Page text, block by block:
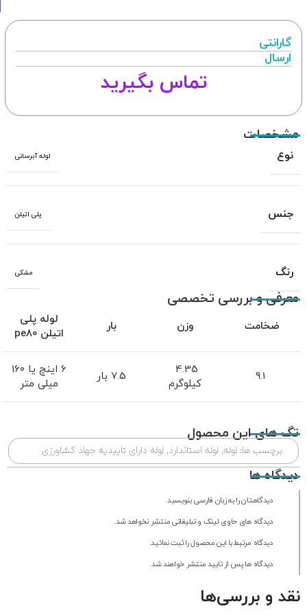
گارانتی
ارسال
تماس بگیرید
مشخصات
نوع لوله آبرسانی
جنس پلی اتیلن
رنگ مشکی
معرفی و بررسی تخصصی
ضخامت وزن بار
لوله پلی
اتیلن pe80
کیلوگرم
7.5 بار
6 اینچ یا 160
میلی متر
تگ های این محصول
برچسب ها: لوله, لوله استاندارد, لوله دارای تاییدیه جهاد کشاورزی
دیدگاه ها
دیدگاهتان را به زبان فارسی بنویسید.
دیدگاه های حاوی لینک و تبلیغاتی منتشر نخواهد شد.
دیدگاه مرتبط با این محصول را ثبت نمائید.
دیدگاه ها پس از تایید منتشر خواهند شد.
نقد و بررسی‌ها